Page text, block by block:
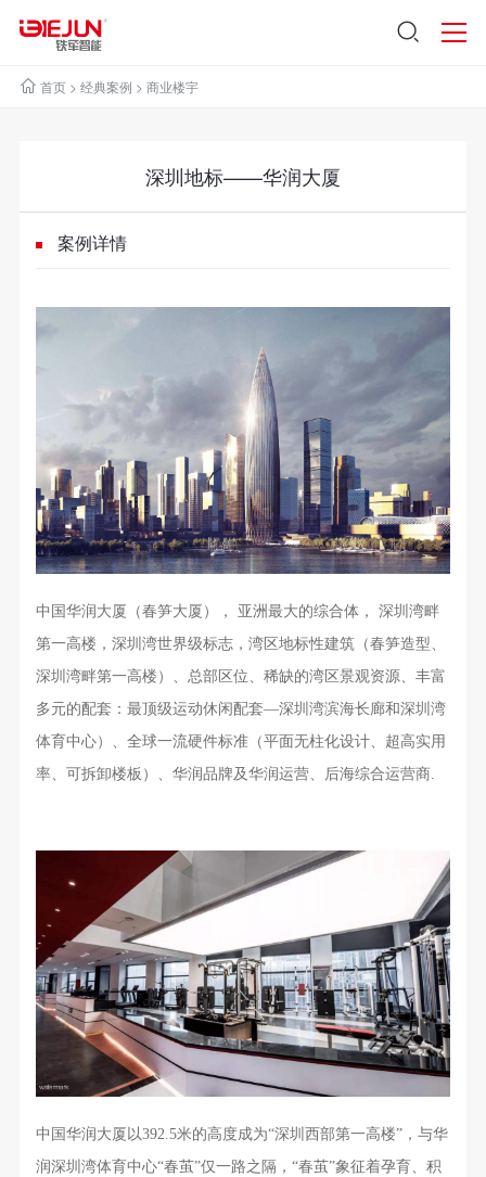
首页> 经典案例 > 商业楼宇
深圳地标——华润大厦
案例详情
中国华润大厦（春笋大厦）， 亚洲最大的综合体， 深圳湾畔
第一高楼，深圳湾世界级标志，湾区地标性建筑（春笋造型、
深圳湾畔第一高楼）、总部区位、稀缺的湾区景观资源、丰富
多元的配套：最顶级运动休闲配套—深圳湾滨海长廊和深圳湾
体育中心）、全球一流硬件标准（平面无柱化设计、超高实用
率、可拆卸楼板）、华润品牌及华润运营、后海综合运营商.
中国华润大厦以392.5米的高度成为“深圳西部第一高楼”，与华
润深圳湾体育中心“春茧”仅一路之隔，“春茧”象征着孕育、积